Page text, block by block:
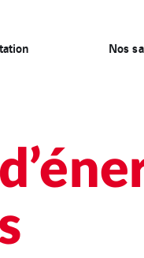
Nos